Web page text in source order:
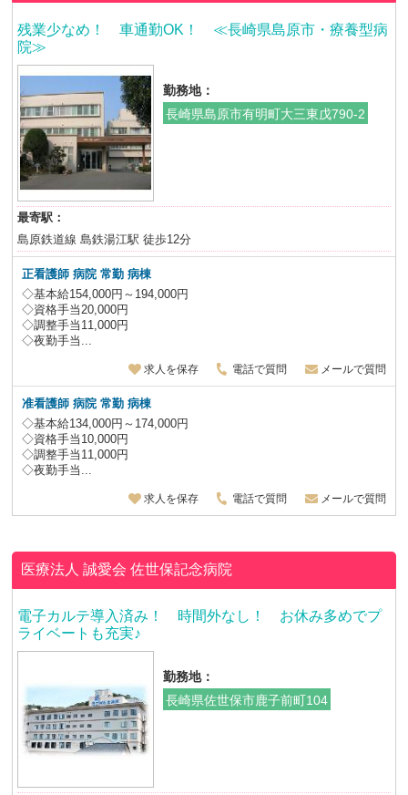
残業少なめ！ 車通勤OK！ ≪長崎県島原市・療養型病
院≫
勤務地：
長崎県島原市有明町大三東戊790-2
最寄駅：
島原鉄道線 島鉄湯江駅 徒歩12分
正看護師 病院 常勤 病棟
◇基本給154,000円～194,000円
◇資格手当20,000円
◇調整手当11,000円
◇夜勤手当...
求人を保存 電話で質問 メールで質問
准看護師 病院 常勤 病棟
◇基本給134,000円～174,000円
◇資格手当10,000円
◇調整手当11,000円
◇夜勤手当...
求人を保存 電話で質問 メールで質問
医療法人 誠愛会佐世保記念病院
電子カルテ導入済み！ 時間外なし！ お休み多めでプ
ライベートも充実♪
勤務地：
長崎県佐世保市鹿子前町104